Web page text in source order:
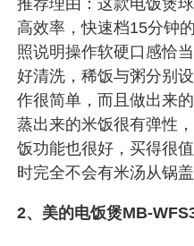
推荐理由：这款电饭煲
高效率，快速档15分钟
照说明操作软硬口感恰
好清洗，稀饭与粥分别
作很简单，而且做出来
蒸出来的米饭很有弹性
饭功能也很好，买得很
时完全不会有米汤从锅盖
2、美的电饭煲MB-